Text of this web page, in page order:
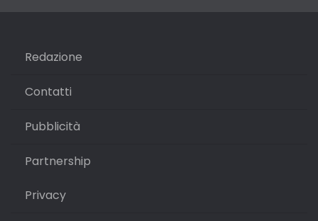
Redazione
Contatti
Pubblicità
Partnership
Privacy